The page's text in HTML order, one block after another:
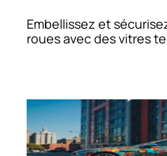
Embellissez et
roues avec des vitres